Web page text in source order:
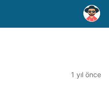
1 yıl önce